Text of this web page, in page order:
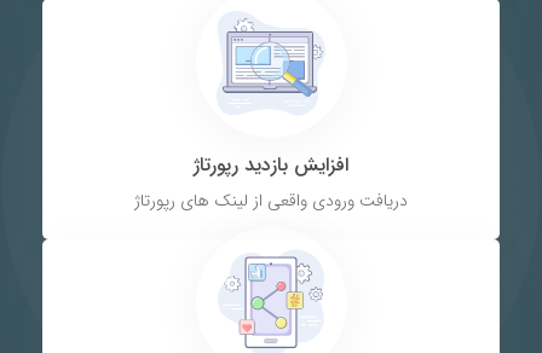
افزایش بازدید رپورتاژ
دریافت ورودی واقعی از لینک های رپورتاژ